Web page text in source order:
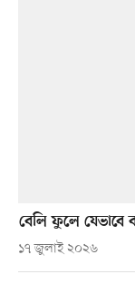
বেলি ফুলে যেভাবে
১৭ জুলাই ২০২৬